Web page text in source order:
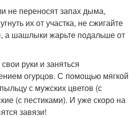
не переносят запах дыма,
их от участка, не сжигайте
а шашлыки жарьте подальше от
руки и заняться
огурцов. С помощью мягкой
с мужских цветов (с
(с пестиками). И уже скоро на
завязи!